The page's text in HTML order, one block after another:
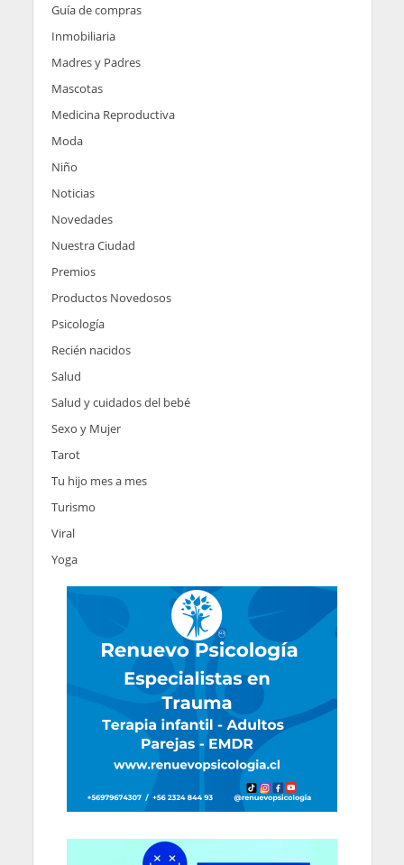
Guía de compras
Inmobiliaria
Madres y Padres
Mascotas
Medicina Reproductiva
Moda
Niño
Noticias
Novedades
Nuestra Ciudad
Premios
Productos Novedosos
Psicología
Recién nacidos
Salud
Salud y cuidados del bebé
Sexo y Mujer
Tarot
Tu hijo mes a mes
Turismo
Viral
Yoga